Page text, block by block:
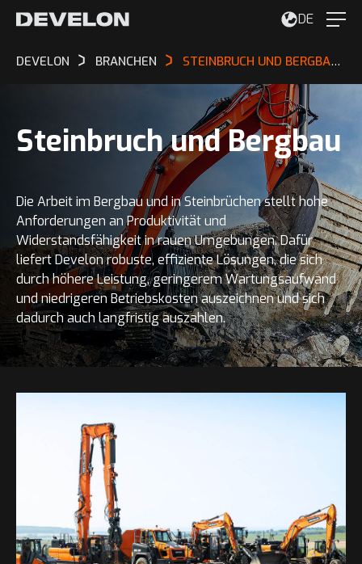
DE
DEVELON BRANCHEN STEINBRUCH UND BERGBAU
Steinbruch und Bergbau
Die Arbeit im Bergbau und in Steinbrüchen stellt hohe
Anforderungen an Produktivität und
Widerstandsfähigkeit in rauen Umgebungen. Dafür
liefert Develon robuste, effiziente Lösungen, die sich
durch höhere Leistung, geringerem Wartungsaufwand
und niedrigeren Betriebskosten auszeichnen und sich
dadurch auch langfristig auszahlen.